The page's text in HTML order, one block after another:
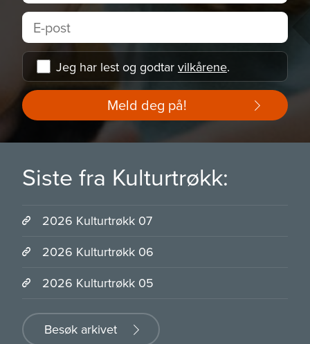
Jeg har lest og godtar vilkårene.
Meld deg på!
Siste fra Kulturtrøkk:
2026 Kulturtrøkk 07
2026 Kulturtrøkk 06
2026 Kulturtrøkk 05
Besøk arkivet